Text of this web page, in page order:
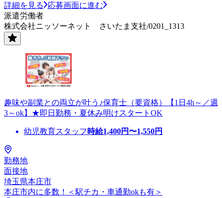
詳細を見る
応募画面に進む
派遣労働者
株式会社ニッソーネット さいたま支社/0201_1313
趣味や副業との両立が叶う♪保育士（要資格）【1日4h～／週
3～ok】★即日勤務・夏休み明けスタートOK
幼児教育スタッフ 時給1,400円〜1,550円
勤務地
面接地
埼玉県本庄市
本庄市内に多数！＜駅チカ・車通勤okも有＞